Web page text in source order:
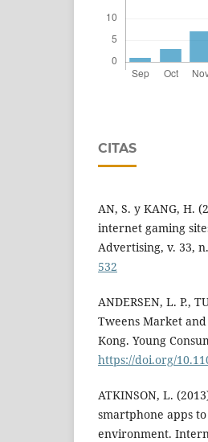
CITAS
AN, S. y KANG, H.
internet gaming
Advertising, v. 33,
532
ANDERSEN, L. P.,
Tweens Market
Kong. Young
https://doi.org/
ATKINSON, L.
smartphone apps
environment.